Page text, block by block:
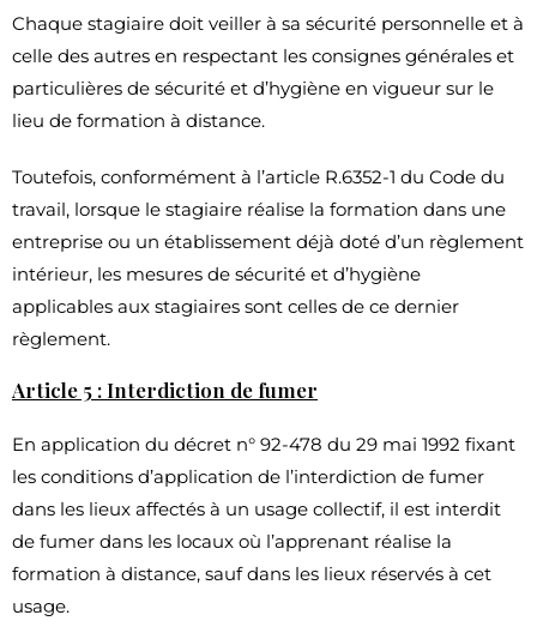
Chaque stagiaire doit veiller à sa sécurité personnelle et à
celle des autres en respectant les consignes générales et
particulières de sécurité et d’hygiène en vigueur sur le
lieu de formation à distance.
Toutefois, conformément à l’article R.6352-1 du Code du
travail, lorsque le stagiaire réalise la formation dans une
entreprise ou un établissement déjà doté d’un règlement
intérieur, les mesures de sécurité et d’hygiène
applicables aux stagiaires sont celles de ce dernier
règlement.
Article 5 : Interdiction de fumer
En application du décret n° 92-478 du 29 mai 1992 fixant
les conditions d’application de l’interdiction de fumer
dans les lieux affectés à un usage collectif, il est interdit
de fumer dans les locaux où l’apprenant réalise la
formation à distance, sauf dans les lieux réservés à cet
usage.